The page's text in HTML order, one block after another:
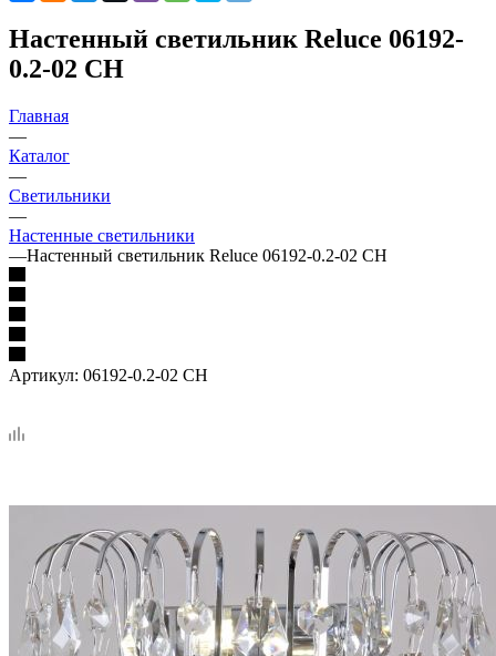
Настенный светильник Reluce 06192-
0.2-02 CH
Главная
—
Каталог
—
Светильники
—
Настенные светильники
—Настенный светильник Reluce 06192-0.2-02 CH
Артикул: 06192-0.2-02 CH